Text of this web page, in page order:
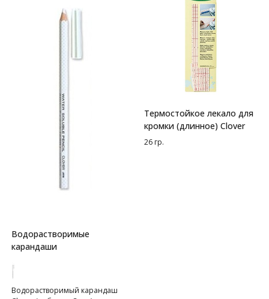
Водорастворимые
карандаши
Водорастворимый карандаш
Термостойкое лекало для
кромки (длинное) Clover
26 гр.